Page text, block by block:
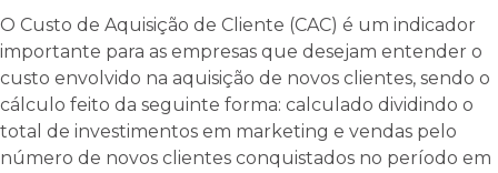
O Custo de Aquisição de Cliente (CAC) é um indicador
importante para as empresas que desejam entender o
custo envolvido na aquisição de novos clientes, sendo o
cálculo feito da seguinte forma: calculado dividindo o
total de investimentos em marketing e vendas pelo
número de novos clientes conquistados no período em